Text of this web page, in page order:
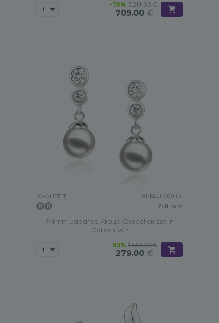
-78% 3,219.00 €
709.00 €
KWALITEIT: PARELGROOTTE:
7-8 mm
7-8mm Japanse Akoya Oorbellen set in
Colleen Wit
-83% 1,669.00 €
279.00 €